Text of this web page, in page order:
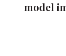
model